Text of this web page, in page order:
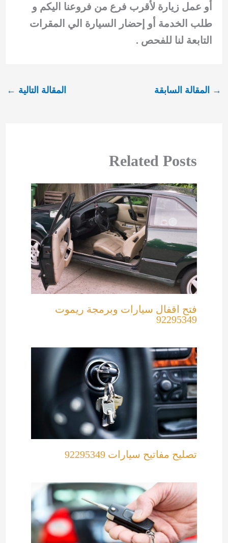
أو عمل زيارة لأقرب فرع من فروعنا اليكم و
طلب الخدمة أو إحضار السيارة الي المقرات
التابعة لنا للفحص .
→ المقالة السابقة المقالة التالية ←
Related Posts
فتح اقفال سيارات وبرمجة ريموت
92295349
تصليح مفاتيح سيارات 92295349